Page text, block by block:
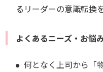
るリーダーの意識転換
よくあるニーズ・お悩
何となく上司から「